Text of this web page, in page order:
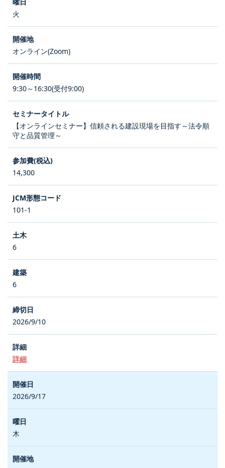
火
オンライン(Zoom)
9:30～16:30(受付9:00)
【オンラインセミナー】信頼される建設現場を目指す～法令順
守と品質管理～
14,300
101-1
6
6
2026/9/10
詳細
2026/9/17
木